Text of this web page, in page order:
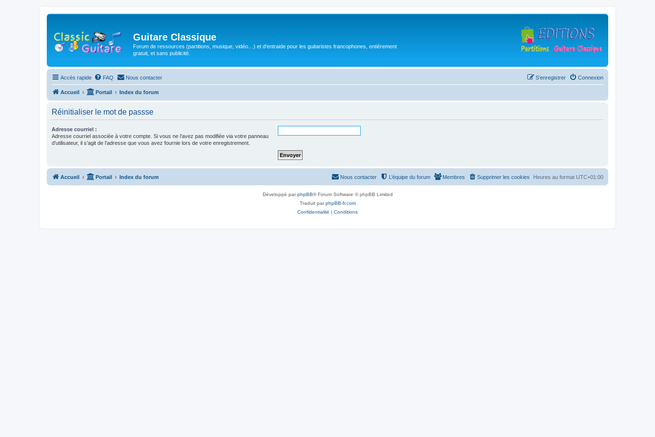
Guitare Classique
Forum de ressources (partitions, musique, vidéo…) et d'entraide pour les guitaristes francophones, entièrement
gratuit, et sans publicité.
Accès rapide FAQ Nous contacter Connexion
S’enregistrer
Accueil Portail Index du forum
Réinitialiser le mot de passse
Adresse courriel :
Adresse courriel associée à votre compte. Si vous ne l’avez pas modifiée via votre panneau
d’utilisateur, il s’agit de l’adresse que vous avez fournie lors de votre enregistrement.
Accueil Portail Index du forum Heures au format UTC+01:00
Supprimer les cookies
Membres
L’équipe du forum
Nous contacter
Développé parphpBB® Forum Software © phpBB Limited
Traduit parphpBB-fr.com
Confidentialité | Conditions